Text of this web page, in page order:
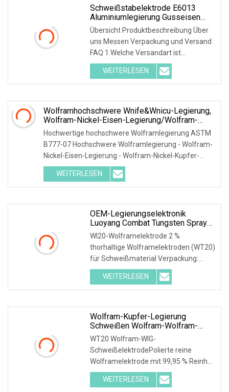
wir eine Menge
Schweißstabelektrode E6013
Aluminiumlegierung Gusseisen
408 Metallelektroden 6016
Monolith Wolfram Schwarz
Übersicht Produktbeschreibung Über
uns Messen Verpackung und Versand
FAQ 1.Welche Versandart ist
verfügbar? Mit dem Flugzeug zum
nächstgelegenen Flughafen. Auf dem
Seeweg zum nächstgelegenen Hafen.
WEITERLESEN
Wolframhochschwere Wnife&Wnicu-Legierung,
Wolfram-Nickel-Eisen-Legierung/Wolfram-
Kupfer-Legierung In
Stange/Stange/Blech/Rohr/Rundscheibe/Platte
Hochwertige hochschwere Wolframlegierung ASTM
B777-07 Hochschwere Wolframlegierung - Wolfram-
Nickel-Eisen-Legierung - Wolfram-Nickel-Kupfer-
Legierung - Material: W90-97NiFe (magnetisch) und
W90-97NiCu (nicht magnetisch) -
WEITERLESEN
OEM-Legierungselektronik
Luoyang Combat Tungsten Spray
Welding Powder Electrodes Wt, Wl
Wl20-Wolframelektrode 2 %
thorhaltige Wolframelektroden (WT20)
für Schweißmaterial Verpackung:
Kunststoffboxen Modell-Nr.: WT20
Produktivität: 500.000.000 Stück/Jahr
Stückpreis/Zahlung: T/T Herkunft:
WEITERLESEN
Wolfram-Kupfer-Legierung
Schweißen Wolfram-Wolfram-
Elektrode
WT20 Wolfram-WIG-
SchweißelektrodePolierte reine
Wolframelektrode mit 99,95 % Reinheit
Wolfram-Wolfram-Elektrode zum
Argon-Lichtbogenschweißen Reine
WEITERLESEN